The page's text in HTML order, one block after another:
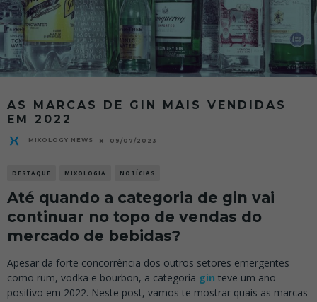
AS MARCAS DE GIN MAIS VENDIDAS
EM 2022
MIXOLOGY NEWS 09/07/2023
DESTAQUE MIXOLOGIA NOTÍCIAS
Até quando a categoria de gin vai
continuar no topo de vendas do
mercado de bebidas?
Apesar da forte concorrência dos outros setores emergentes
como rum, vodka e bourbon, a categoria gin teve um ano
positivo em 2022. Neste post, vamos te mostrar quais as marcas